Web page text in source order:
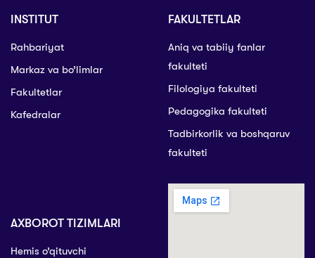
INSTITUT
Rahbariyat
Markaz va bo’limlar
Fakultetlar
Kafedralar
FAKULTETLAR
Aniq va tabiiy fanlar
fakulteti
Filologiya fakulteti
Pedagogika fakulteti
Tadbirkorlik va boshqaruv
fakulteti
AXBOROT TIZIMLARI
Hemis o’qituvchi